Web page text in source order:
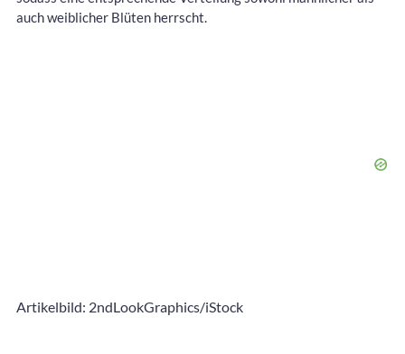
auch weiblicher Blüten herrscht.
Artikelbild: 2ndLookGraphics/iStock